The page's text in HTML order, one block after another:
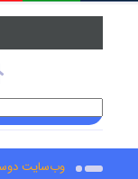
وب‌سایت